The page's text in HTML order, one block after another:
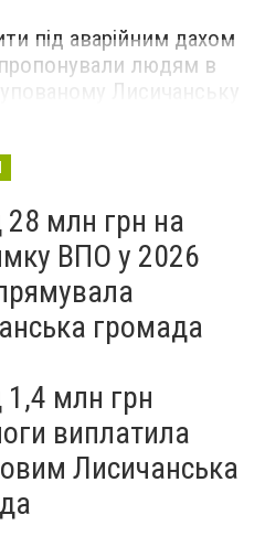
під аварійним дахом
людям в
Лисичанську
млн грн на
ВПО у 2026
громада
млн грн
виплатила
Лисичанська